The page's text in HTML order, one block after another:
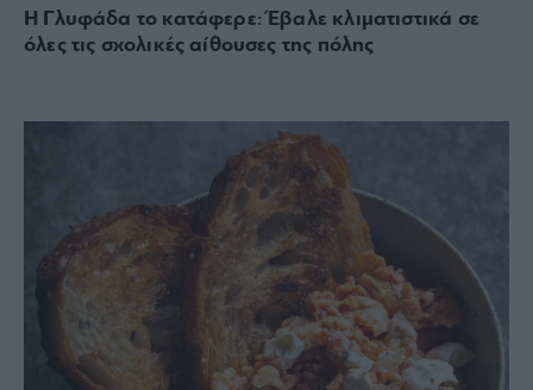
Η Γλυφάδα το κατάφερε: Έβαλε κλιματιστικά σε
όλες τις σχολικές αίθουσες της πόλης